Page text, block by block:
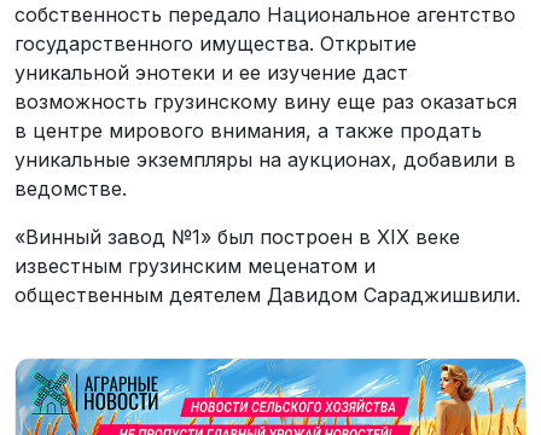
собственность передало Национальное агентство
государственного имущества. Открытие
уникальной энотеки и ее изучение даст
возможность грузинскому вину еще раз оказаться
в центре мирового внимания, а также продать
уникальные экземпляры на аукционах, добавили в
ведомстве.
«Винный завод №1» был построен в XIX веке
известным грузинским меценатом и
общественным деятелем Давидом Сараджишвили.